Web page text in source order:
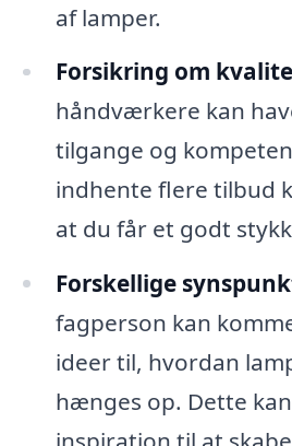
af lamper.
Forsikring om
håndværkere kan
tilgange og
indhente flere tilbud
at du får et godt
Forskellige
fagperson kan
ideer til, hvordan
hænges op. Dette